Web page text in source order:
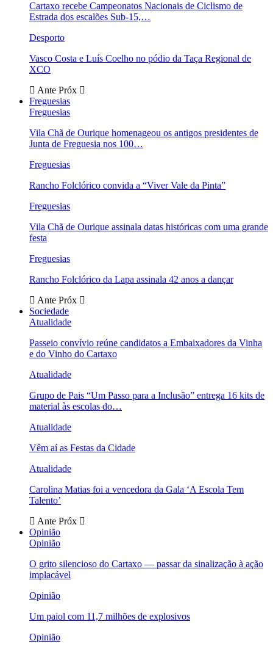
Cartaxo recebe Campeonatos Nacionais de Ciclismo de
Estrada dos escalões Sub-15,…
Desporto
Vasco Costa e Luís Coelho no pódio da Taça Regional de
XCO
Ante Próx
Freguesias
Freguesias
Vila Chã de Ourique homenageou os antigos presidentes de
Junta de Freguesia nos 100…
Freguesias
Rancho Folclórico convida a “Viver Vale da Pinta”
Freguesias
Vila Chã de Ourique assinala datas históricas com uma grande
festa
Freguesias
Rancho Folclórico da Lapa assinala 42 anos a dançar
Ante Próx
Sociedade
Atualidade
Passeio convívio reúne candidatos a Embaixadores da Vinha
e do Vinho do Cartaxo
Atualidade
Grupo de Pais “Um Passo para a Inclusão” entrega 16 kits de
material às escolas do…
Atualidade
Vêm aí as Festas da Cidade
Atualidade
Carolina Matias foi a vencedora da Gala ‘A Escola Tem
Talento’
Ante Próx
Opinião
Opinião
O grito silencioso do Cartaxo — passar da sinalização à ação
implacável
Opinião
Um paiol com 11,7 milhões de explosivos
Opinião